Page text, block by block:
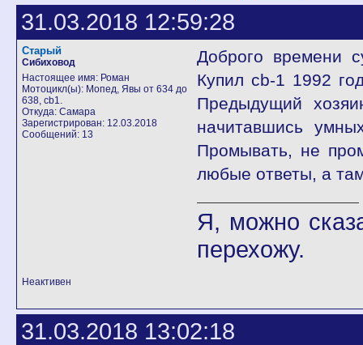
31.03.2018 12:59:28
Старый
Сибиховод
Настоящее имя: Роман
Мотоцикл(ы): Мопед, Явы от 634 до
638, cb1.
Откуда: Самара
Зарегистрирован: 12.03.2018
Сообщений: 13
Доброго времени
Купил cb-1 1992
Предыдущий
начитавшись
Промывать, не
любые ответы, а
Я, можно
перехожу.
Неактивен
31.03.2018 13:02:18